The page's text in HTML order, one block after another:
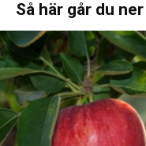
Så här går du